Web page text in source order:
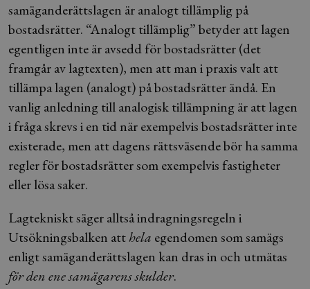
samäganderättslagen är analogt tillämplig på
bostadsrätter. “Analogt tillämplig” betyder att lagen
egentligen inte är avsedd för bostadsrätter (det
framgår av lagtexten), men att man i praxis valt att
tillämpa lagen (analogt) på bostadsrätter ändå. En
vanlig anledning till analogisk tillämpning är att lagen
i fråga skrevs i en tid när exempelvis bostadsrätter inte
existerade, men att dagens rättsväsende bör ha samma
regler för bostadsrätter som exempelvis fastigheter
eller lösa saker.
Lagtekniskt säger alltså indragningsregeln i
Utsökningsbalken atthela egendomen som samägs
enligt samäganderättslagen kan dras in och utmätas
för den ene samägarens skulder.